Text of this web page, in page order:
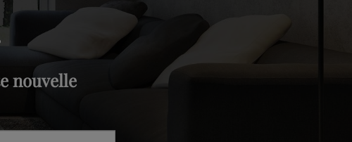
nouvelle